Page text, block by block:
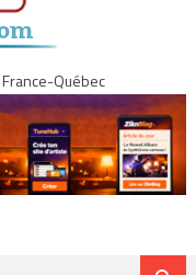
Québec